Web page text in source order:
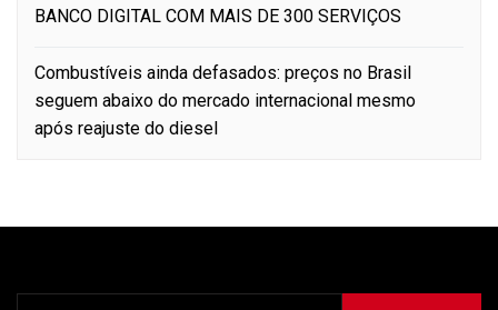
BANCO DIGITAL COM MAIS DE 300 SERVIÇOS
Combustíveis ainda defasados: preços no Brasil
seguem abaixo do mercado internacional mesmo
após reajuste do diesel